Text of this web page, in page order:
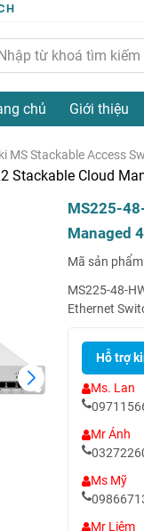
chủ Giới thiệu
MS Stackable Access
Stackable Cloud
MS225-
Managed
Mã sản
MS225-48-
Ethernet
Hỗ trợ
Ms. Lan
Mr Ánh
Ms Mỹ
Mr Liêm